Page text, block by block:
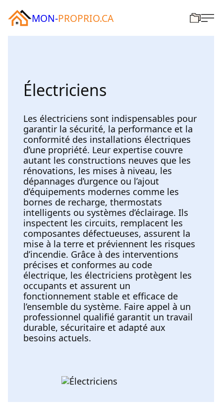
MON-PROPRIO.CA
Électriciens
Les électriciens sont indispensables pour
garantir la sécurité, la performance et la
conformité des installations électriques
d’une propriété. Leur expertise couvre
autant les constructions neuves que les
rénovations, les mises à niveau, les
dépannages d’urgence ou l’ajout
d’équipements modernes comme les
bornes de recharge, thermostats
intelligents ou systèmes d’éclairage. Ils
inspectent les circuits, remplacent les
composantes défectueuses, assurent la
mise à la terre et préviennent les risques
d’incendie. Grâce à des interventions
précises et conformes au code
électrique, les électriciens protègent les
occupants et assurent un
fonctionnement stable et efficace de
l’ensemble du système. Faire appel à un
professionnel qualifié garantit un travail
durable, sécuritaire et adapté aux
besoins actuels.